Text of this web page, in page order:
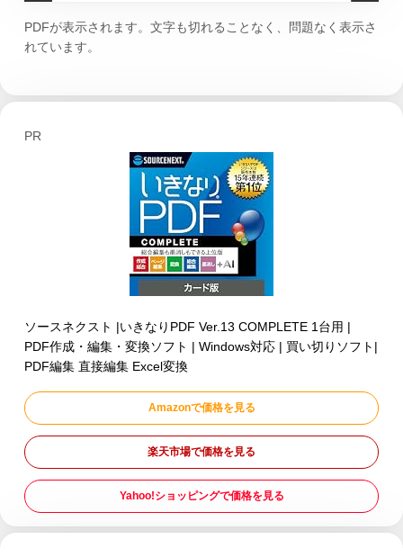
PDFが表示されます。文字も切れることなく、問題なく表示さ
れています。
PR
ソースネクスト |いきなりPDF Ver.13 COMPLETE 1台用 |
PDF作成・編集・変換ソフト | Windows対応 | 買い切りソフト|
PDF編集 直接編集 Excel変換
Amazonで価格を見る
楽天市場で価格を見る
Yahoo!ショッピングで価格を見る